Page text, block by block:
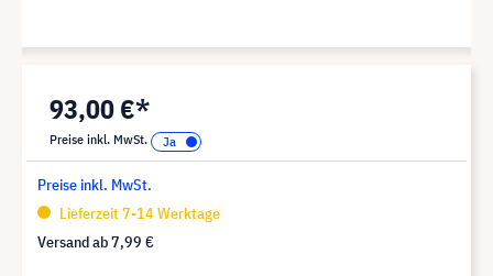
93,00 €*
Preise inkl. MwSt.
Preise inkl. MwSt.
Lieferzeit 7-14 Werktage
Versand ab7,99 €